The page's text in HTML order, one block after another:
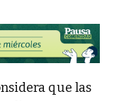
que las